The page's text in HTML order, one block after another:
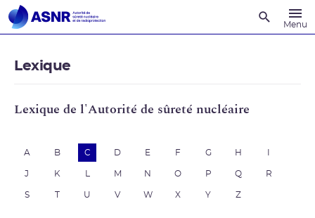
Menu
Lexique
Lexique de l'Autorité de sûreté nucléaire
A B C D E F G H
J K M N O P Q R
S U V W X Y Z